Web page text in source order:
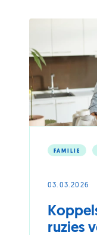
ruzies
03.03.2026
FAMILIE